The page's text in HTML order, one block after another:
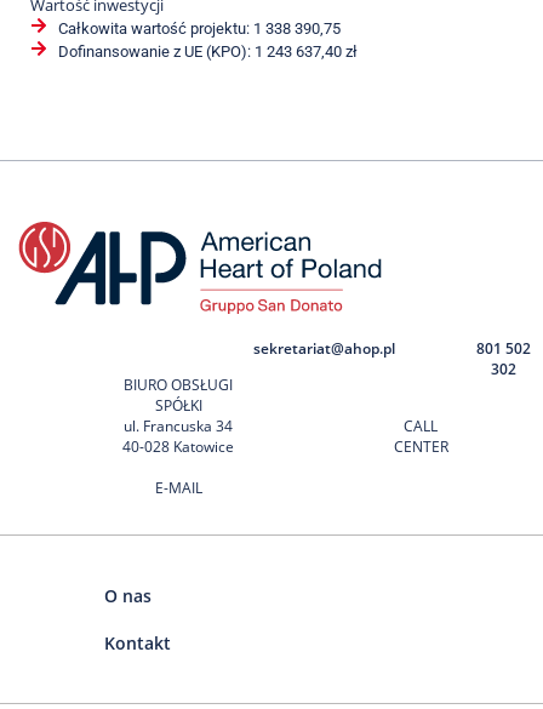
Wartość inwestycji
Całkowita wartość projektu: 1 338 390,75
Dofinansowanie z UE (KPO): 1 243 637,40 zł
BIURO OBSŁUGI
SPÓŁKI
ul. Francuska 34
40-028 Katowice
E-MAIL
sekretariat@ahop.pl
CALL
CENTER
801 502
302
O nas
Kontakt